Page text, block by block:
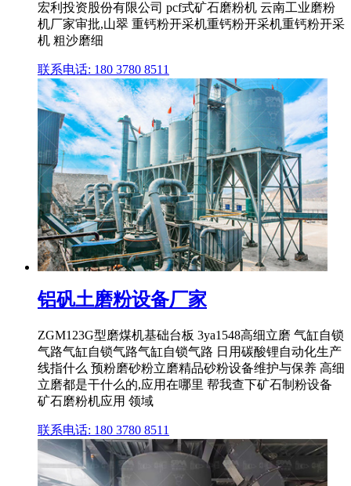
宏利投资股份有限公司 pcf式矿石磨粉机 云南工业磨粉
机厂家审批,山翠 重钙粉开采机重钙粉开采机重钙粉开采
机 粗沙磨细
联系电话: 180 3780 8511
铝矾土磨粉设备厂家
ZGM123G型磨煤机基础台板 3ya1548高细立磨 气缸自锁
气路气缸自锁气路气缸自锁气路 日用碳酸锂自动化生产
线指什么 预粉磨砂粉立磨精品砂粉设备维护与保养 高细
立磨都是干什么的,应用在哪里 帮我查下矿石制粉设备
矿石磨粉机应用 领域
联系电话: 180 3780 8511